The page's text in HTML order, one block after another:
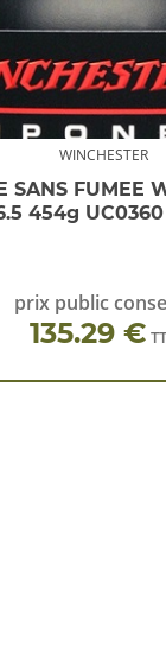
WINCHESTER
SANS FUMEE
454g
prix public
135.29 €